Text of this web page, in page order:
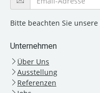
Bitte beachten Sie unsere
Unternehmen
Über Uns
Ausstellung
Referenzen